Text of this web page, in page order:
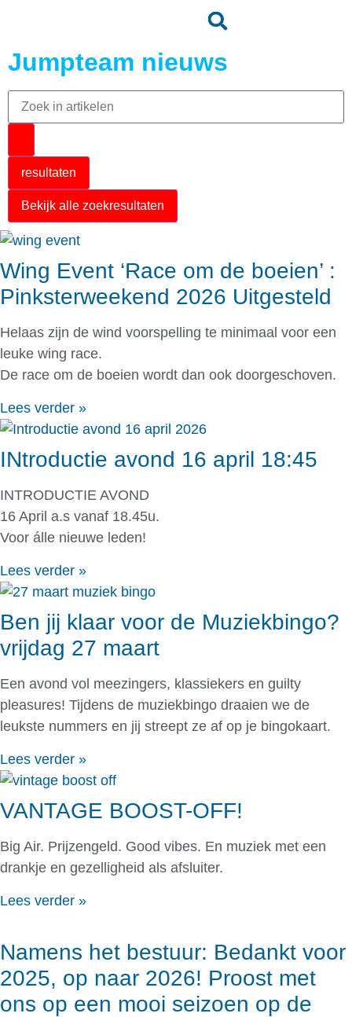
Jumpteam nieuws
resultaten
Bekijk alle zoekresultaten
Wing Event ‘Race om de boeien’ :
Pinksterweekend 2026 Uitgesteld
Helaas zijn de wind voorspelling te minimaal voor een
leuke wing race.
De race om de boeien wordt dan ook doorgeschoven.
Lees verder »
INtroductie avond 16 april 18:45
INTRODUCTIE AVOND
16 April a.s vanaf 18.45u.
Voor álle nieuwe leden!
Lees verder »
Ben jij klaar voor de Muziekbingo?
vrijdag 27 maart
Een avond vol meezingers, klassiekers en guilty
pleasures! Tijdens de muziekbingo draaien we de
leukste nummers en jij streept ze af op je bingokaart.
Lees verder »
VANTAGE BOOST-OFF!
Big Air. Prijzengeld. Good vibes. En muziek met een
drankje en gezelligheid als afsluiter.
Lees verder »
Namens het bestuur: Bedankt voor
2025, op naar 2026! Proost met
ons op een mooi seizoen op de